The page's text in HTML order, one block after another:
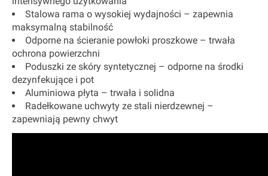
Stalowa rama o wysokiej wydajności – zapewnia
maksymalną stabilność
Odporne na ścieranie powłoki proszkowe – trwała
ochrona powierzchni
Poduszki ze skóry syntetycznej – odporne na środki
dezynfekujące i pot
Aluminiowa płyta – trwała i solidna
Radełkowane uchwyty ze stali nierdzewnej –
zapewniają pewny chwyt